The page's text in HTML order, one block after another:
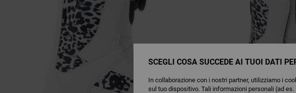
SCEGLI COSA SUCCEDE AI TUOI DATI
In collaborazione con i nostri partner, utilizziamo i
sul tuo dispositivo. Tali informazioni personali (ad